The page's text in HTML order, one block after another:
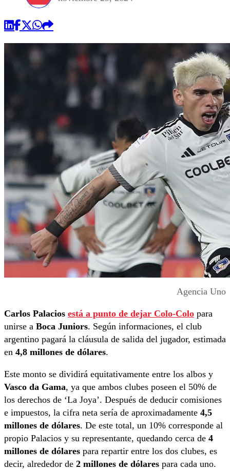
Agencia Uno
Carlos Palacios está a punto de dejar Colo-Colo para
unirse a Boca Juniors. Según informaciones, el club
argentino pagará la cláusula de salida del jugador, estimada
en 4,8 millones de dólares.
Este monto se dividirá equitativamente entre los albos y
Vasco da Gama, ya que ambos clubes poseen el 50% de
los derechos de ‘La Joya’. Después de deducir comisiones
e impuestos, la cifra neta sería de aproximadamente 4,5
millones de dólares. De este total, un 10% corresponde al
propio Palacios y su representante, quedando cerca de 4
millones de dólares para repartir entre los dos clubes, es
decir, alrededor de 2 millones de dólares para cada uno.